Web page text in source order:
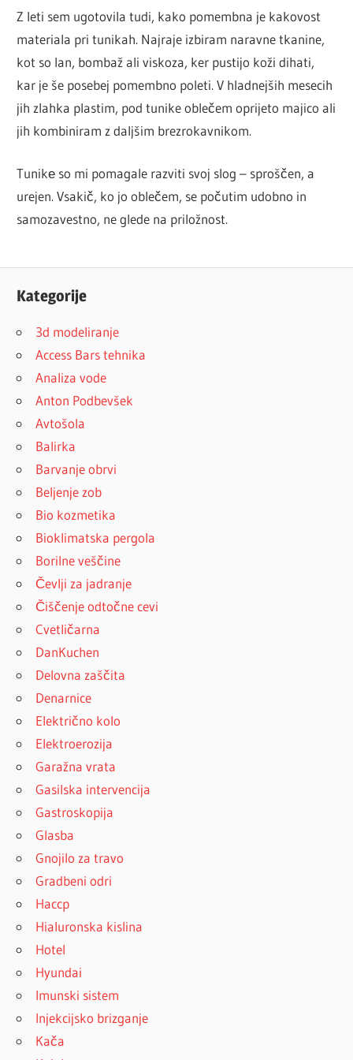
Z leti sem ugotovila tudi, kako pomembna je kakovost
materiala pri tunikah. Najraje izbiram naravne tkanine,
kot so lan, bombaž ali viskoza, ker pustijo koži dihati,
kar je še posebej pomembno poleti. V hladnejših mesecih
jih zlahka plastim, pod tunike oblečem oprijeto majico ali
jih kombiniram z daljšim brezrokavnikom.
Tunikе so mi pomagale razviti svoj slog – sproščen, a
urejen. Vsakič, ko jo oblečem, se počutim udobno in
samozavestno, ne glede na priložnost.
Kategorije
3d modeliranje
Access Bars tehnika
Analiza vode
Anton Podbevšek
Avtošola
Balirka
Barvanje obrvi
Beljenje zob
Bio kozmetika
Bioklimatska pergola
Borilne veščine
Čevlji za jadranje
Čiščenje odtočne cevi
Cvetličarna
DanKuchen
Delovna zaščita
Denarnice
Električno kolo
Elektroerozija
Garažna vrata
Gasilska intervencija
Gastroskopija
Glasba
Gnojilo za travo
Gradbeni odri
Haccp
Hialuronska kislina
Hotel
Hyundai
Imunski sistem
Injekcijsko brizganje
Kača